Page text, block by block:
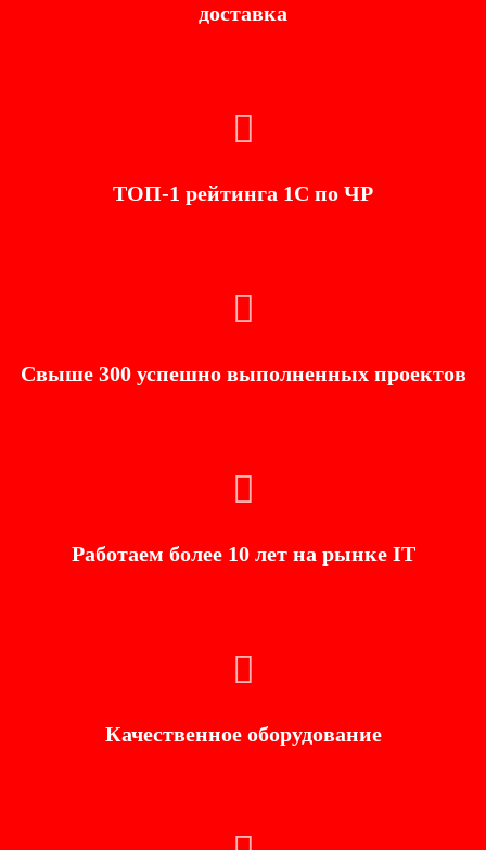
доставка
ТОП-1 рейтинга 1С по ЧР
Свыше 300 успешно выполненных проектов
Работаем более 10 лет на рынке IT
Качественное оборудование